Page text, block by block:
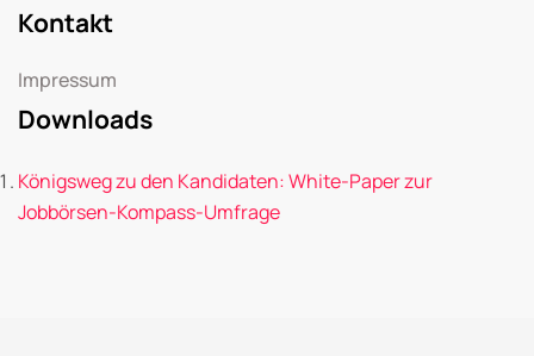
Kontakt
Impressum
Downloads
Königsweg zu den Kandidaten: White-Paper zur
Jobbörsen-Kompass-Umfrage